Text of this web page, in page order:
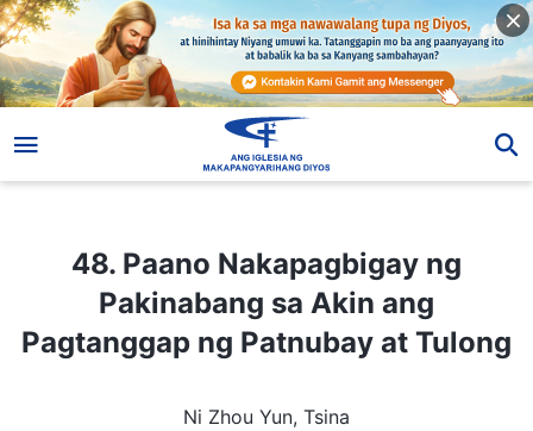
48. Paano Nakapagbigay ng
Pakinabang sa Akin ang
Pagtanggap ng Patnubay at Tulong
Ni Zhou Yun, Tsina